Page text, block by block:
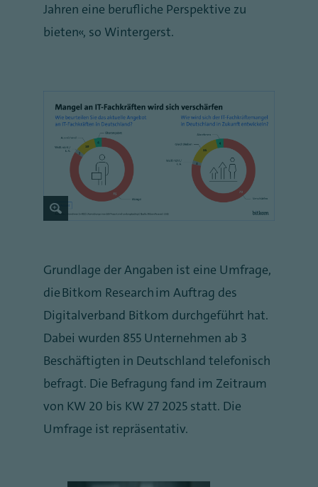
Jahren eine berufliche Perspektive zu
bieten“, so Wintergerst.
Grundlage der Angaben ist eine Umfrage,
die Bitkom Research im Auftrag des
Digitalverband Bitkom durchgeführt hat.
Dabei wurden 855 Unternehmen ab 3
Beschäftigten in Deutschland telefonisch
befragt. Die Befragung fand im Zeitraum
von KW 20 bis KW 27 2025 statt. Die
Umfrage ist repräsentativ.